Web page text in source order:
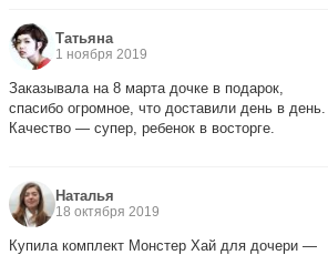
Татьяна
1 ноября 2019
Заказывала на 8 марта дочке в подарок,
спасибо огромное, что доставили день в день.
Качество — супер, ребенок в восторге.
Наталья
18 октября 2019
Купила комплект Монстер Хай для дочери —